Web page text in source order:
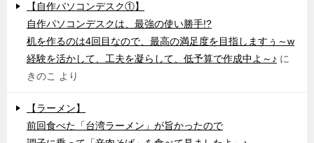
【自作パソコンデスク①】
自作パソコンデスクは、最強の使い勝手!?
机を作るのは4回目なので、最高の満足度を目指しますぅ～w
経験を活かして、工夫を凝らして、低予算で作成中よ～♪ に
きのこ より
【ラーメン】
前回食べた「台湾ラーメン」が旨かったので